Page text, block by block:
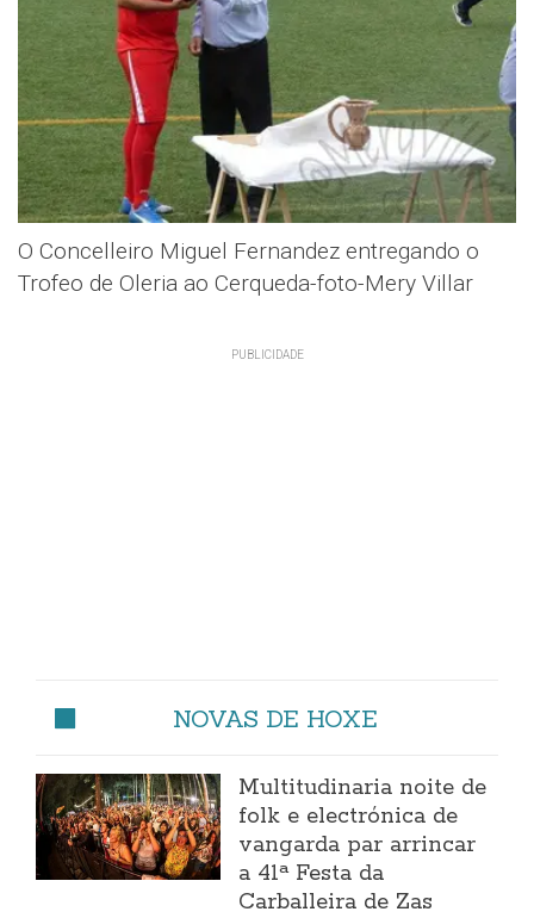
O Concelleiro Miguel Fernandez entregando o
Trofeo de Oleria ao Cerqueda-foto-Mery Villar
NOVAS DE HOXE
Multitudinaria noite de
folk e electrónica de
vangarda par arrincar
a 41ª Festa da
Carballeira de Zas